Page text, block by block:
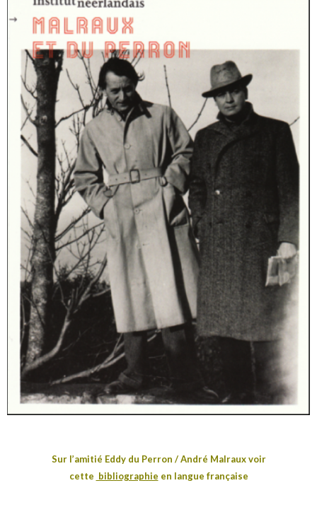
Sur l’amitié Eddy du Perron / André Malraux voir
cette bibliographie en langue française